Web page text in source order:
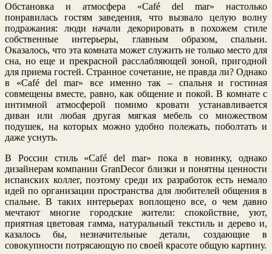
Обстановка и атмосфера «Café del mar» настолько
понравилась гостям заведения, что вызвало целую волну
подражания: люди начали декорировать в похожем стиле
собственные интерьеры, главным образом, спальни.
Оказалось, что эта комната может служить не только место для
сна, но еще и прекрасной расслабляющей зоной, пригодной
для приема гостей. Странное сочетание, не правда ли? Однако
в «Café del mar» все именно так – спальня и гостиная
совмещены вместе, равно, как общение и покой. В комнате с
интимной атмосферой помимо кровати устанавливается
диван или любая другая мягкая мебель со множеством
подушек, на которых можно удобно полежать, поболтать и
даже уснуть.
В России стиль «Café del mar» пока в новинку, однако
дизайнерам компании GranDecor близки и понятны ценности
испанских коллег, поэтому среди их разработок есть немало
идей по организации пространства для любителей общения в
спальне. В таких интерьерах воплощено все, о чем давно
мечтают многие городские жители: спокойствие, уют,
приятная цветовая гамма, натуральный текстиль и дерево и,
казалось бы, незначительные детали, создающие в
совокупности потрясающую по своей красоте общую картину.